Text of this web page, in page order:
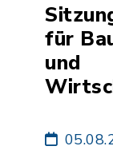
für
und